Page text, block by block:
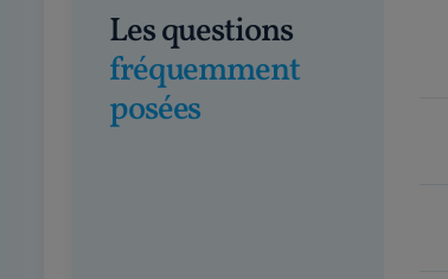
Les questions
fréquemment
posées